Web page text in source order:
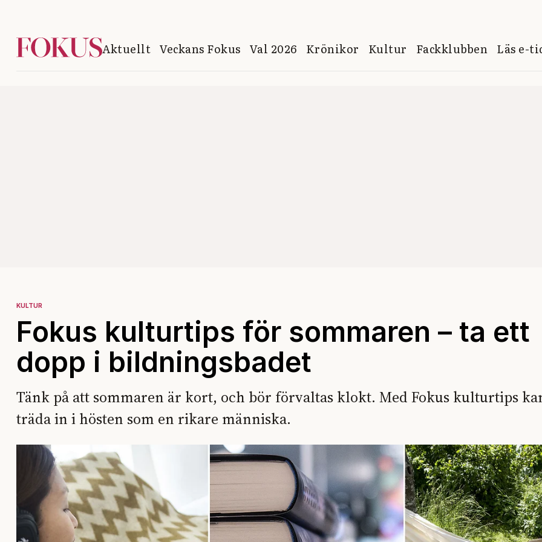
Aktuellt Veckans Fokus Val 2026 Krönikor Kultur Fackklubben Läs e-
KULTUR
Fokus kulturtips för sommaren – ta ett
dopp i bildningsbadet
Tänk på att sommaren är kort, och bör förvaltas klokt. Med Fokus kulturtips
träda in i hösten som en rikare människa.